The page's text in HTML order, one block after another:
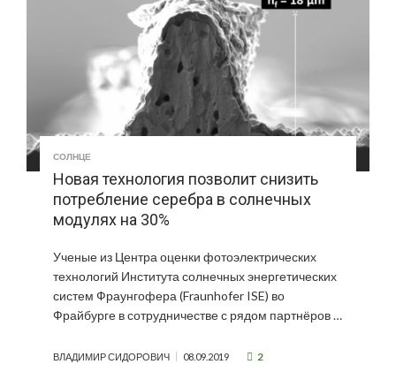
СОЛНЦЕ
Новая технология позволит снизить
потребление серебра в солнечных
модулях на 30%
Ученые из Центра оценки фотоэлектрических
технологий Института солнечных энергетических
систем Фраунгофера (Fraunhofer ISE) во
Фрайбурге в сотрудничестве с рядом партнёров …
ВЛАДИМИР СИДОРОВИЧ 08.09.2019 2